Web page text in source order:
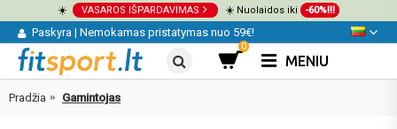
☀️ VASAROS IŠPARDAVIMAS ☀️ Nuolaidos iki -60%!!!
Paskyra | Nemokamas pristatymas nuo 59€!
0
MENIU
Pradžia Gamintojas